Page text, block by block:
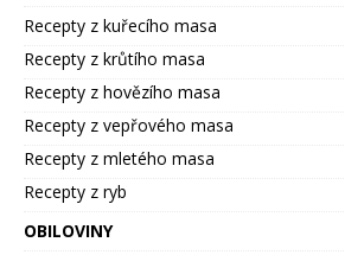
Recepty z kuřecího masa
Recepty z krůtího masa
Recepty z hovězího masa
Recepty z vepřového masa
Recepty z mletého masa
Recepty z ryb
OBILOVINY